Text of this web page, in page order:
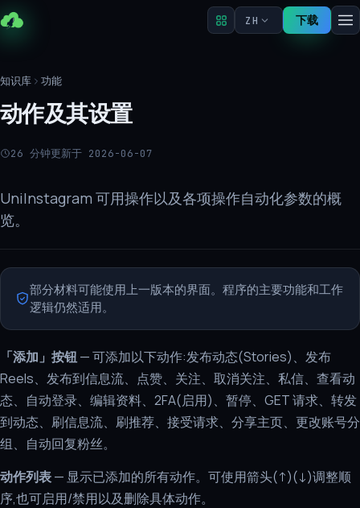
ZH 下载
知识库 功能
动作及其设置
26 分钟更新于 2026-06-07
UniInstagram 可用操作以及各项操作自动化参数的概
览。
部分材料可能使用上一版本的界面。程序的主要功能和工作
逻辑仍然适用。
「添加」按钮 — 可添加以下动作:发布动态(Stories)、发布
Reels、发布到信息流、点赞、关注、取消关注、私信、查看动
态、自动登录、编辑资料、2FA(启用)、暂停、GET 请求、转发
到动态、刷信息流、刷推荐、接受请求、分享主页、更改账号分
组、自动回复粉丝。
动作列表— 显示已添加的所有动作。可使用箭头(↑)(↓)调整顺
序,也可启用/禁用以及删除具体动作。